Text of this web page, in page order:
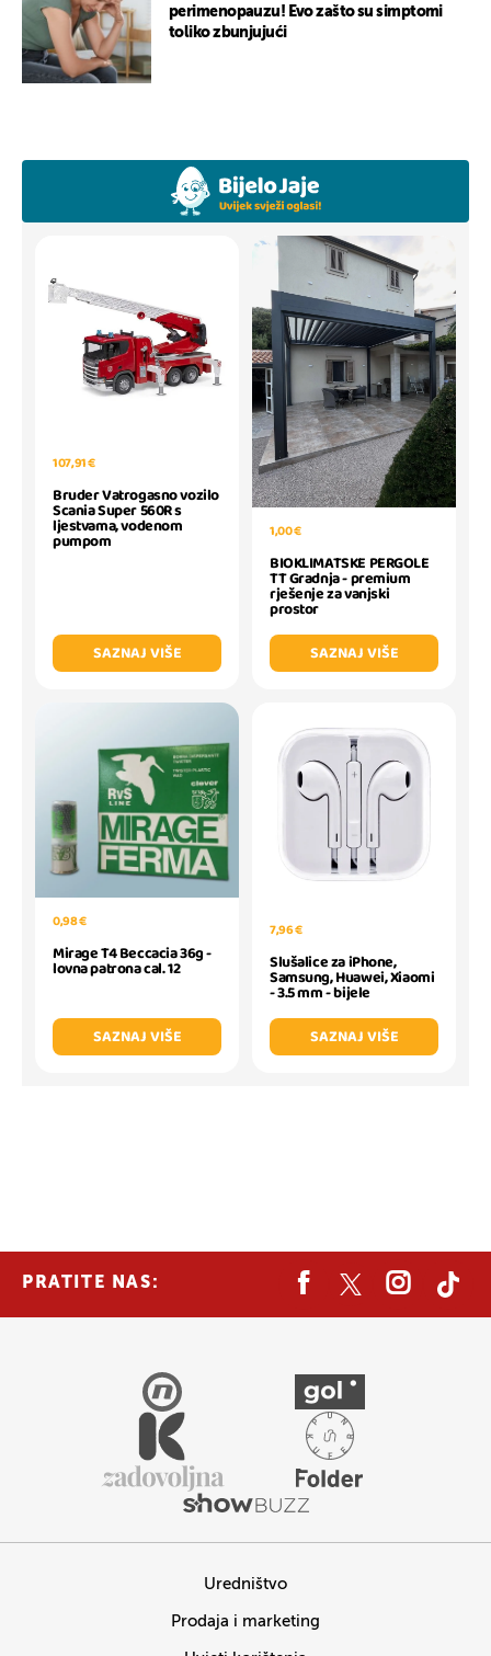
perimenopauzu! Evo zašto su simptomi
toliko zbunjujući
107,91 €
Bruder Vatrogasno vozilo
Scania Super 560R s
ljestvama, vodenom
pumpom
SAZNAJ VIŠE
1,00 €
BIOKLIMATSKE PERGOLE
TT Gradnja - premium
rješenje za vanjski
prostor
SAZNAJ VIŠE
0,98 €
Mirage T4 Beccacia 36g -
lovna patrona cal. 12
SAZNAJ VIŠE
7,96 €
Slušalice za iPhone,
Samsung, Huawei, Xiaomi
- 3.5 mm - bijele
SAZNAJ VIŠE
PRATITE NAS:
Uredništvo
Prodaja i marketing